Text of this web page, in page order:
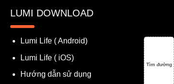
LUMI DOWNLOAD
Lumi Life ( Android)
Lumi Life ( iOS)
Hướng dẫn sử dụng
Tìm đường